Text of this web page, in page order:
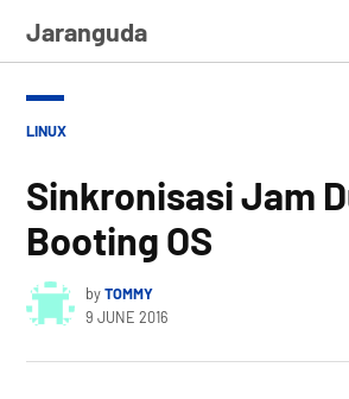
Jaranguda
POSTED
LINUX
Sinkronisasi Jam
Booting OS
byTOMMY
9 JUNE 2016